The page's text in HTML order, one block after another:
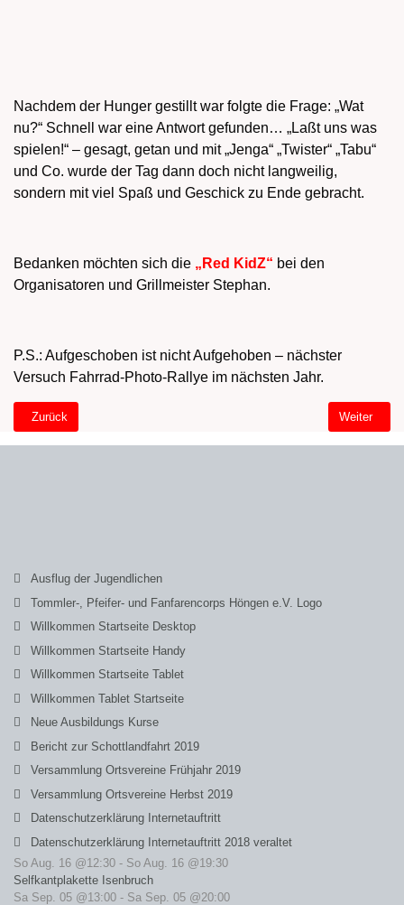
Nachdem der Hunger gestillt war folgte die Frage: „Wat
nu?“ Schnell war eine Antwort gefunden… „Laßt uns was
spielen!“ – gesagt, getan und mit „Jenga“ „Twister“ „Tabu“
und Co. wurde der Tag dann doch nicht langweilig,
sondern mit viel Spaß und Geschick zu Ende gebracht.
Bedanken möchten sich die „Red KidZ“ bei den
Organisatoren und Grillmeister Stephan.
P.S.: Aufgeschoben ist nicht Aufgehoben – nächster
Versuch Fahrrad-Photo-Rallye im nächsten Jahr.
Vorheriger Beitrag: Red KidZ on Tour 2014
Zurück Nächster
Weiter
Ausflug der Jugendlichen
Tommler-, Pfeifer- und Fanfarencorps Höngen e.V. Logo
Willkommen Startseite Desktop
Willkommen Startseite Handy
Willkommen Startseite Tablet
Willkommen Tablet Startseite
Neue Ausbildungs Kurse
Bericht zur Schottlandfahrt 2019
Versammlung Ortsvereine Frühjahr 2019
Versammlung Ortsvereine Herbst 2019
Datenschutzerklärung Internetauftritt
Datenschutzerklärung Internetauftritt 2018 veraltet
So Aug. 16 @12:30 - So Aug. 16 @19:30
Selfkantplakette Isenbruch
Sa Sep. 05 @13:00 - Sa Sep. 05 @20:00